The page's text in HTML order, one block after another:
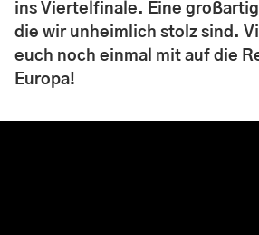
ins Viertelfinale. Eine
die wir unheimlich stolz sind.
euch noch einmal mit auf die
Europa!